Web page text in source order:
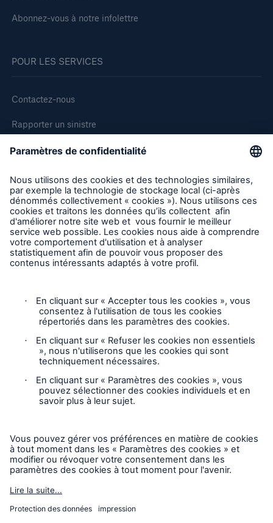
Abonnez-vous à notre infolettre
POUR LES SERVICES
Contactez-nous
Rapporter un sinistre
Demande de soumission d'assurance - Bris des équipments
Demander une inspection
Suivre HSB Canada
Vie privée
Mentions légales
Responsable des plaintes
Paramètres des cookies
Mode accessibilité
© 2026 La Compagnie d’Inspection et d’Assurance
HSB. Tous droits réservés. Ce contenu est destiné